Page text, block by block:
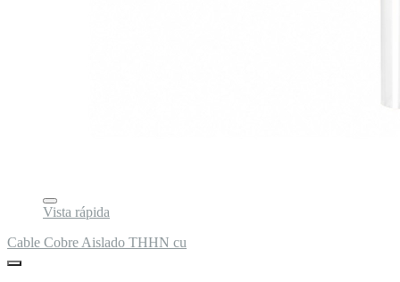
Vista rápida
Cable Cobre Aislado THHN cu